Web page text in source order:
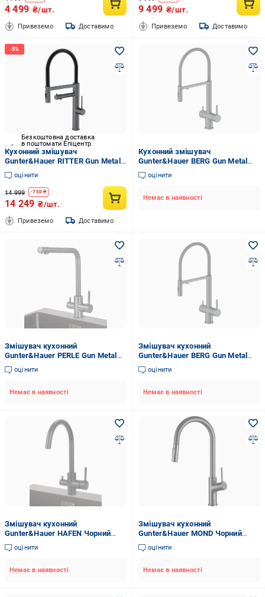
4 499 ₴/шт.
Привеземо Доставимо
9 499 ₴/шт.
Привеземо Доставимо
Безкоштовна доставка
в поштомати Епіцентр
Кухонний змішувач
Gunter&Hauer RITTER Gun Metal
(7160)
оцінити
14 999 -750 ₴
14 249 ₴/шт.
Привеземо Доставимо
Кухонний змішувач
Gunter&Hauer BERG Gun Metal
(7152)
оцінити
Немає в наявності
Змішувач кухонний
Gunter&Hauer PERLE Gun Metal
Графіт (22395)
оцінити
Немає в наявності
Змішувач кухонний
Gunter&Hauer BERG Gun Metal
Чорний (23354)
оцінити
Немає в наявності
Змішувач кухонний
Gunter&Hauer HAFEN Чорний
(22388)
оцінити
Немає в наявності
Змішувач кухонний
Gunter&Hauer MOND Чорний
(23349)
оцінити
Немає в наявності